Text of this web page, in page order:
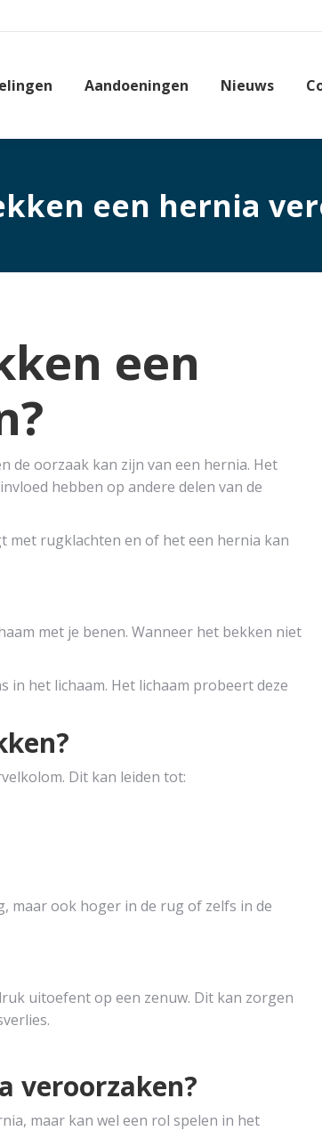
Aandoeningen Nieuws
een hernia
een
de oorzaak kan zijn van een hernia. Het
hebben op andere delen van de
met rugklachten en of het een hernia kan
met je benen. Wanneer het bekken niet
in het lichaam. Het lichaam probeert deze
Dit kan leiden tot:
maar ook hoger in de rug of zelfs in de
uitoefent op een zenuw. Dit kan zorgen
veroorzaken?
maar kan wel een rol spelen in het